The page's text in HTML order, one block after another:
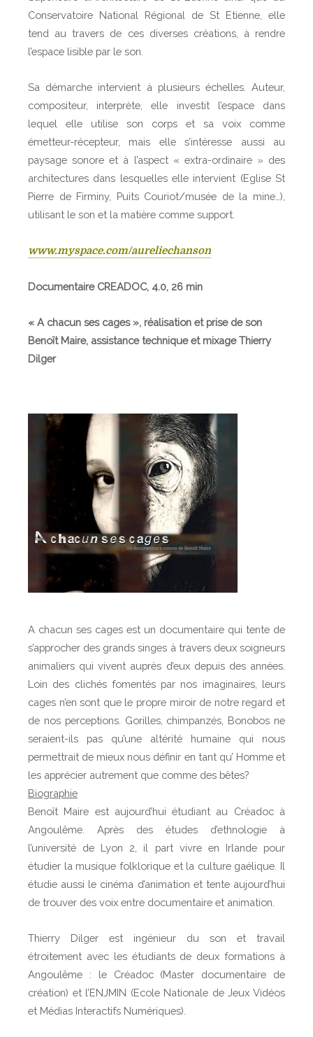
Conservatoire National Régional de St Etienne, elle
tend au travers de ces diverses créations, à rendre
l’espace lisible par le son.
Sa démarche intervient à plusieurs échelles. Auteur,
compositeur, interprète, elle investit l’espace dans
lequel elle utilise son corps et sa voix comme
émetteur-récepteur, mais elle s’intéresse aussi au
paysage sonore et à l’aspect « extra-ordinaire » des
architectures dans lesquelles elle intervient (Eglise St
Pierre de Firminy, Puits Couriot/musée de la mine…),
utilisant le son et la matière comme support.
www.myspace.com/aureliechanson
Documentaire CREADOC, 4.0, 26 min
« A chacun ses cages », réalisation et prise de son
Benoît Maire, assistance technique et mixage Thierry
Dilger
A chacun ses cages est un documentaire qui tente de
s’approcher des grands singes à travers deux soigneurs
animaliers qui vivent auprès d’eux depuis des années.
Loin des clichés fomentés par nos imaginaires, leurs
cages n’en sont que le propre miroir de notre regard et
de nos perceptions. Gorilles, chimpanzés, Bonobos ne
seraient-ils pas qu’une altérité humaine qui nous
permettrait de mieux nous définir en tant qu’ Homme et
les apprécier autrement que comme des bêtes?
Biographie
Benoît Maire est aujourd’hui étudiant au Créadoc à
Angoulême. Après des études d’ethnologie à
l’université de Lyon 2, il part vivre en Irlande pour
étudier la musique folklorique et la culture gaélique. Il
étudie aussi le cinéma d’animation et tente aujourd’hui
de trouver des voix entre documentaire et animation.
Thierry Dilger est ingénieur du son et travail
étroitement avec les étudiants de deux formations à
Angoulême : le Créadoc (Master documentaire de
création) et l’ENJMIN (Ecole Nationale de Jeux Vidéos
et Médias Interactifs Numériques).